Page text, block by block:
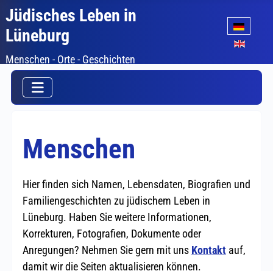
Jüdisches Leben in
Lüneburg
Menschen - Orte - Geschichten
Sprache